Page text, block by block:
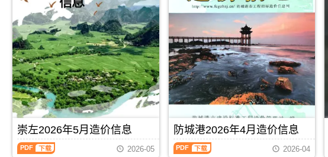
建
招
投
标
参
考
文
件，
桂
林
市
造
价
信
息
工
取
价
指
导，
崇
左
市
信
息
期
布，
用
于
河
池
工
程
施
工
图
预
算
编
制，
于
玉
林
工
程
投
标
价
编
制，
属
（来
宾
建
设
工
程
造
价
信
息）
期
刊，
由
来
PDF 下载
（贺
州
建
设
工
程
造
价
信
息）
期
刊，
由
贺
PDF 下载
崇左2026年5月造价信息
崇
左
2026-05
防城港2026年4月造价信息
防
城
2026-04